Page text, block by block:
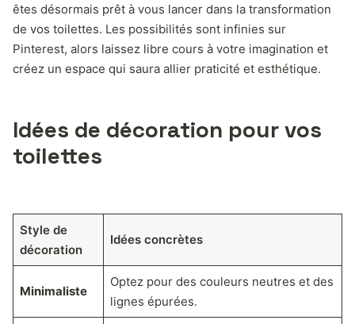
êtes désormais prêt à vous lancer dans la transformation
de vos toilettes. Les possibilités sont infinies sur
Pinterest, alors laissez libre cours à votre imagination et
créez un espace qui saura allier praticité et esthétique.
Idées de décoration pour vos
toilettes
Style de
décoration
Idées concrètes
Minimaliste
Optez pour des couleurs neutres et des
lignes épurées.